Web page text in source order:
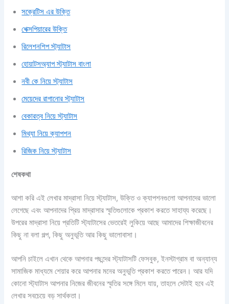
সক্রেটিস এর উক্তি
শেক্সপিয়ারের উক্তি
রিলেশনশিপ স্ট্যাটাস
হোয়াটসঅ্যাপ স্ট্যাটাস বাংলা
নবী কে নিয়ে স্ট্যাটাস
মেয়েদের রাগানোর স্ট্যাটাস
বেকারত্ব নিয়ে স্ট্যাটাস
মিথ্যা নিয়ে ক্যাপশন
রিজিক নিয়ে স্ট্যাটাস
শেষকথা
আশা করি এই লেখার মাদ্রাসা নিয়ে স্ট্যাটাস, উক্তি ও ক্যাপশনগুলো আপনাদের ভালো
লেগেছে এবং আপনাদের প্রিয় মাদ্রাসার স্মৃতিগুলোকে প্রকাশ করতে সাহায্য করেছে।
উপরের মাদ্রাসা নিয়ে প্রতিটি স্ট্যাটাসের ভেতরেই লুকিয়ে আছে আমাদের শিক্ষাজীবনের
কিছু না বলা গল্প, কিছু অনুভূতি আর কিছু ভালোবাসা।
আপনি চাইলে এখান থেকে আপনার পছন্দের স্ট্যাটাসটি ফেসবুক, ইনস্টাগ্রাম বা অন্যান্য
সামাজিক মাধ্যমে শেয়ার করে আপনার মনের অনুভূতি প্রকাশ করতে পারেন। আর যদি
কোনো স্ট্যাটাস আপনার নিজের জীবনের স্মৃতির সঙ্গে মিলে যায়, তাহলে সেটাই হবে এই
লেখার সবচেয়ে বড় সার্থকতা।